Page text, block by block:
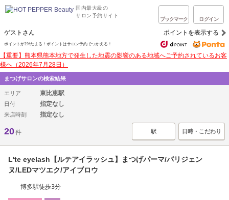
国内最大級の
サロン予約サイト
ブックマーク ログイン
ゲストさん ポイントを表示する
ポイントが1%たまる！ポイントはサロン予約でつかえる！
【重要】熊本県熊本地方で発生した地震の影響のある地域へご予約されているお客
様へ（2026年7月28日）
まつげサロンの検索結果
エリア 東比恵駅
日付 指定なし
来店時刻 指定なし
20件 駅 日時・こだわり
L'te eyelash【ルテアイラッシュ】まつげパーマ/パリジェン
ヌ/LEDマツエク/アイブロウ
博多駅徒歩3分